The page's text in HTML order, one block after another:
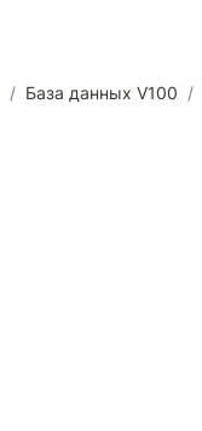
/ База данных V100 /